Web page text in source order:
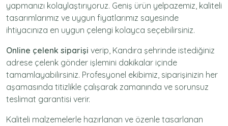
yapmanızı kolaylaştırıyoruz. Geniş ürün yelpazemiz, kaliteli
tasarımlarımız ve uygun fiyatlarımız sayesinde
ihtiyacınıza en uygun çelengi kolayca seçebilirsiniz.
Online çelenk siparişi verip, Kandıra şehrinde istediğiniz
adrese çelenk gönder işlemini dakikalar içinde
tamamlayabilirsiniz. Profesyonel ekibimiz, siparişinizin her
aşamasında titizlikle çalışarak zamanında ve sorunsuz
teslimat garantisi verir.
Kaliteli malzemelerle hazırlanan ve özenle tasarlanan